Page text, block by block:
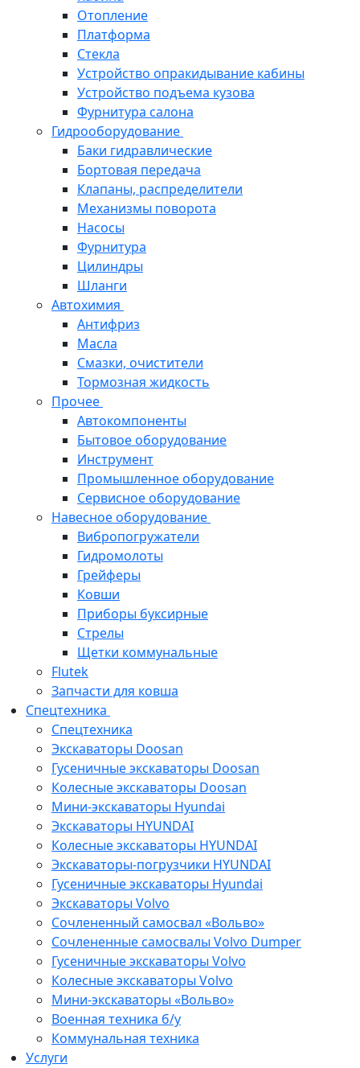
Отопление
Платформа
Стекла
Устройство опракидывание кабины
Устройство подъема кузова
Фурнитура салона
Гидрооборудование
Баки гидравлические
Бортовая передача
Клапаны, распределители
Механизмы поворота
Насосы
Фурнитура
Цилиндры
Шланги
Автохимия
Антифриз
Масла
Смазки, очистители
Тормозная жидкость
Прочее
Автокомпоненты
Бытовое оборудование
Инструмент
Промышленное оборудование
Сервисное оборудование
Навесное оборудование
Вибропогружатели
Гидромолоты
Грейферы
Ковши
Приборы буксирные
Стрелы
Щетки коммунальные
Flutek
Запчасти для ковша
Спецтехника
Спецтехника
Экскаваторы Doosan
Гусеничные экскаваторы Doosan
Колесные экскаваторы Doosan
Мини-экскаваторы Hyundai
Экскаваторы HYUNDAI
Колесные экскаваторы HYUNDAI
Экскаваторы-погрузчики HYUNDAI
Гусеничные экскаваторы Hyundai
Экскаваторы Volvo
Сочлененный самосвал «Вольво»
Сочлененные самосвалы Volvo Dumper
Гусеничные экскаваторы Volvo
Колесные экскаваторы Volvo
Мини-экскаваторы «Вольво»
Военная техника б/у
Коммунальная техника
Услуги